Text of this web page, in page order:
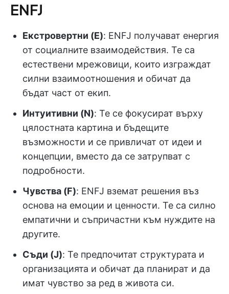
ENFJ
Екстровертни (E): ENFJ получават енергия
от социалните взаимодействия. Те са
естествени мрежовици, които изграждат
силни взаимоотношения и обичат да
бъдат част от екип.
Интуитивни (N): Те се фокусират върху
цялостната картина и бъдещите
възможности и се привличат от идеи и
концепции, вместо да се затрупват с
подробности.
Чувства (F): ENFJ вземат решения въз
основа на емоции и ценности. Те са силно
емпатични и съпричастни към нуждите на
другите.
Съди (J): Те предпочитат структурата и
организацията и обичат да планират и да
имат чувство за ред в живота си.